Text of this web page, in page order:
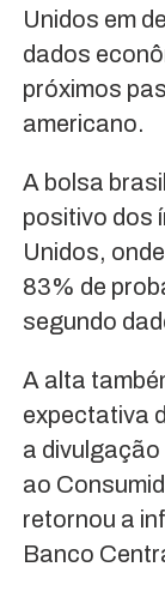
Unidos em
dados
próximos
americano.
A bolsa
positivo dos
Unidos,
83% de
segundo
A alta
expectativa
a
ao
retornou a
Banco